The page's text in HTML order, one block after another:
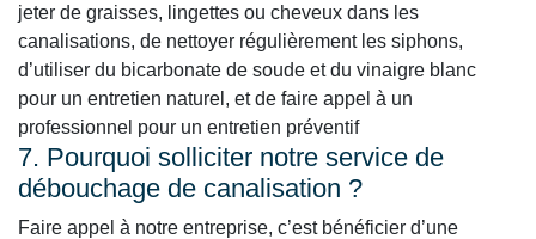
jeter de graisses, lingettes ou cheveux dans les
canalisations, de nettoyer régulièrement les siphons,
d’utiliser du bicarbonate de soude et du vinaigre blanc
pour un entretien naturel, et de faire appel à un
professionnel pour un entretien préventif
7. Pourquoi solliciter notre service de
débouchage de canalisation ?
Faire appel à notre entreprise, c’est bénéficier d’une